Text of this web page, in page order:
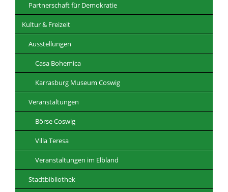
Partnerschaft für Demokratie
Kultur & Freizeit
Ausstellungen
Casa Bohemica
Karrasburg Museum Coswig
Veranstaltungen
Börse Coswig
Villa Teresa
Veranstaltungen im Elbland
Stadtbibliothek